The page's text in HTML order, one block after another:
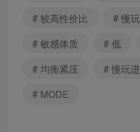
# 较高性价比
# 慢
# 敏感体质
# 低
# 均衡紧压
# 慢玩
# MODE